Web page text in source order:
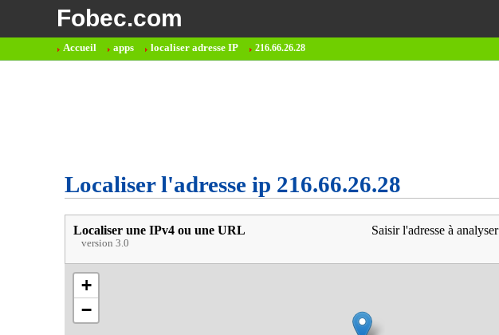
Fobec.com
Accueil apps localiser adresse IP 216.66.26.28
Localiser l'adresse ip 216.66.26.28
Localiser une IPv4 ou une URL
version 3.0
Saisir l'adresse à analyser
+
−